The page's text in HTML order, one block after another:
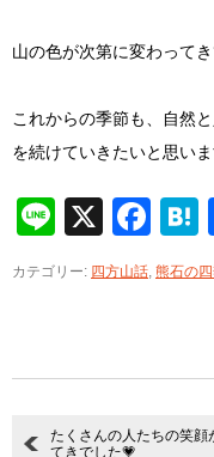
山の色が次第に変わって
これからの季節も、自然
を続けていきたいと思い
Line
X
カテゴリー: 四方山話 熊石の
たくさんの人たちの笑顔
てきでした💗